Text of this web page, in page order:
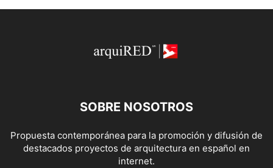
SOBRE NOSOTROS
Propuesta contemporánea para la promoción y difusión de
destacados proyectos de arquitectura en español en
internet.